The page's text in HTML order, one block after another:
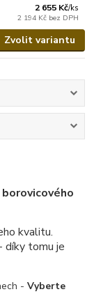
2 655 Kč/ks
2 194 Kč bez DPH
Zvolit variantu
borovicového
kvalitu.
díky tomu je
-Vyberte